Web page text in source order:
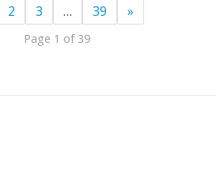
2 3 … 39 »
Page 1 of 39